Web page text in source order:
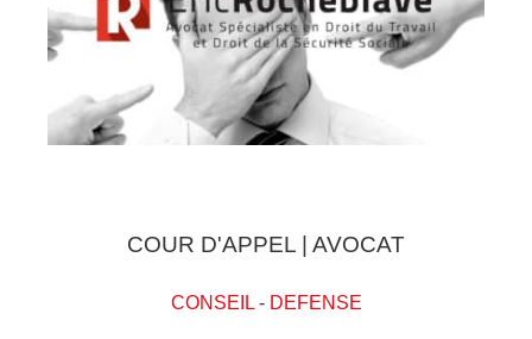
COUR D'APPEL | AVOCAT
CONSEIL- DEFENSE